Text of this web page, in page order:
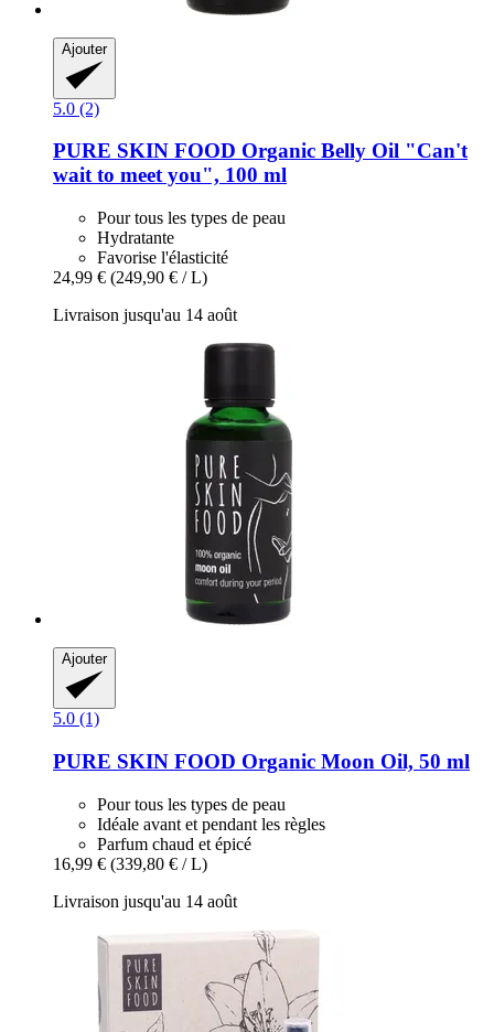
Ajouter
5.0 (2)
PURE SKIN FOOD Organic Belly Oil "Can't
wait to meet you", 100 ml
Pour tous les types de peau
Hydratante
Favorise l'élasticité
24,99 € (249,90 € / L)
Livraison jusqu'au 14 août
Ajouter
5.0 (1)
PURE SKIN FOOD Organic Moon Oil, 50 ml
Pour tous les types de peau
Idéale avant et pendant les règles
Parfum chaud et épicé
16,99 € (339,80 € / L)
Livraison jusqu'au 14 août